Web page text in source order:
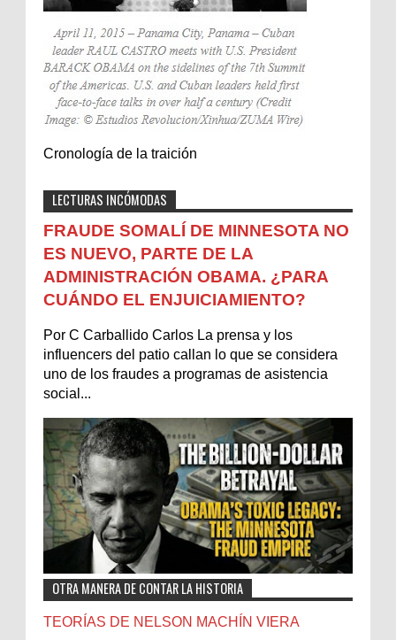
Cronología de la traición
LECTURAS INCÓMODAS
FRAUDE SOMALÍ DE MINNESOTA NO
ES NUEVO, PARTE DE LA
ADMINISTRACIÓN OBAMA. ¿PARA
CUÁNDO EL ENJUICIAMIENTO?
Por C Carballido Carlos La prensa y los
influencers del patio callan lo que se considera
uno de los fraudes a programas de asistencia
social...
OTRA MANERA DE CONTAR LA HISTORIA
TEORÍAS DE NELSON MACHÍN VIERA